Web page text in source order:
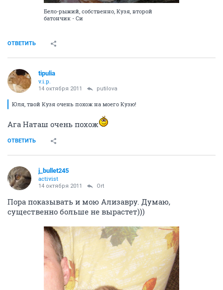
Бело-рыжий, собственно, Кузя, второй
батончик - Си
ОТВЕТИТЬ
tipulia
v.i.p.
14 октября 2011 putilova
Юля, твой Кузя очень похож на моего Кузю!
Ага Наташ очень похож
ОТВЕТИТЬ
j_bullet245
activist
14 октября 2011 Ort
Пора показывать и мою Ализавру. Думаю,
существенно больше не вырастет)))